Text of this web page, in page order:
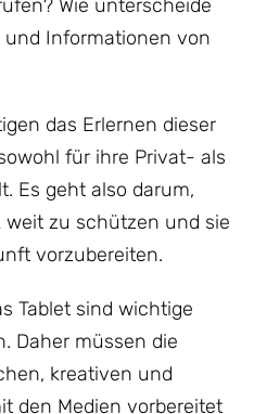
Wie unterscheide
Informationen von
das Erlernen dieser
für ihre Privat- als
Es geht also darum,
weit zu schützen und sie
vorzubereiten.
Tablet sind wichtige
Daher müssen die
kreativen und
den Medien vorbereitet